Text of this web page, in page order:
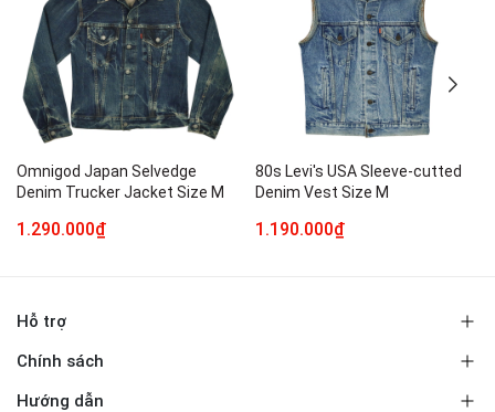
Omnigod Japan Selvedge
Denim Trucker Jacket Size M
1.290.000₫
80s Levi's USA Sleeve-cutted
Denim Vest Size M
1.190.000₫
Hỗ trợ
Chính sách
Hướng dẫn